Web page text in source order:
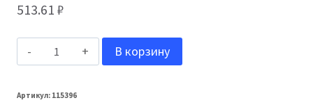
513.61 ₽
Количество
Неомид
В корзину
Артикул: 115396